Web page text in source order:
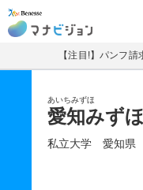
マナビジ
【注目!】パンフ
あいちみずほ
愛知みず
私立大学 愛知県